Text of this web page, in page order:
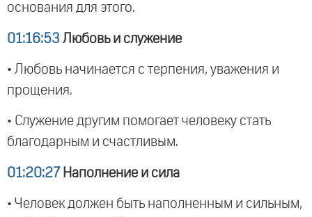
основания для этого.
01:16:53 Любовь и служение
• Любовь начинается с терпения, уважения и
прощения.
• Служение другим помогает человеку стать
благодарным и счастливым.
01:20:27 Наполнение и сила
• Человек должен быть наполненным и сильным,